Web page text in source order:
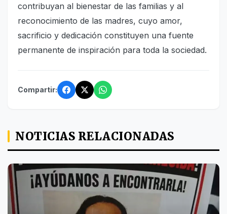
contribuyan al bienestar de las familias y al
reconocimiento de las madres, cuyo amor,
sacrificio y dedicación constituyen una fuente
permanente de inspiración para toda la sociedad.
Compartir:
NOTICIAS RELACIONADAS